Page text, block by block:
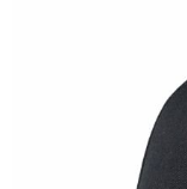
Sinterklaas